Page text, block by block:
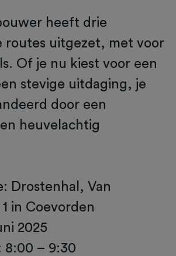
heeft drie
routes uitgezet, met voor
Of je nu kiest voor een
stevige uitdaging, je
door een
heuvelachtig
Drostenhal, Van
in Coevorden
2025
8:00 – 9:30